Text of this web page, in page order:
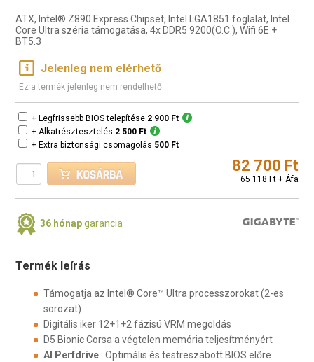
ATX, Intel® Z890 Express Chipset, Intel LGA1851 foglalat, Intel
Core Ultra széria támogatása, 4x DDR5 9200(O.C.), Wifi 6E +
BT5.3
Jelenleg nem elérhető
Ez a termék jelenleg nem rendelhető
+ Legfrissebb BIOS telepítése 2 900 Ft
+ Alkatrésztesztelés 2 500 Ft
+ Extra biztonsági csomagolás 500 Ft
82 700 Ft
65 118 Ft + Áfa
36 hónapgarancia
Termék leírás
Támogatja az Intel® Core™ Ultra processzorokat (2-es
sorozat)
Digitális iker 12+1+2 fázisú VRM megoldás
D5 Bionic Corsa a végtelen memória teljesítményért
AI Perfdrive : Optimális és testreszabott BIOS előre